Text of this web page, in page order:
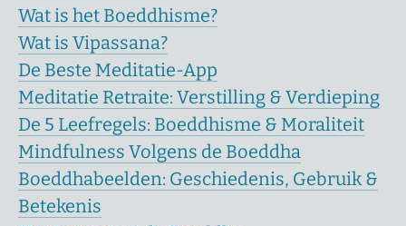
Wat is het Boeddhisme?
Wat is Vipassana?
De Beste Meditatie-App
Meditatie Retraite: Verstilling & Verdieping
De 5 Leefregels: Boeddhisme & Moraliteit
Mindfulness Volgens de Boeddha
Boeddhabeelden: Geschiedenis, Gebruik &
Betekenis